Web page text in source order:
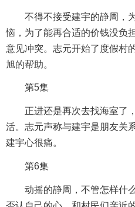
不得不接受建宇的静周，为
恼，为了能再合适的价钱没负
意见冲突。志元开始了度假村
旭的帮助。
第5集
正进还是再次去找海室了，
活。志元声称与建宇是朋友关
建宇心很痛。
第6集
动摇的静周，不管怎样什么